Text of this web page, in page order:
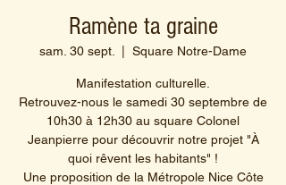
Ramène ta graine
sam. 30 sept. Square Notre-Dame
Manifestation culturelle.
Retrouvez-nous le samedi 30 septembre de
10h30 à 12h30 au square Colonel
Jeanpierre pour découvrir notre projet "À
quoi rêvent les habitants" !
Une proposition de la Métropole Nice Côte